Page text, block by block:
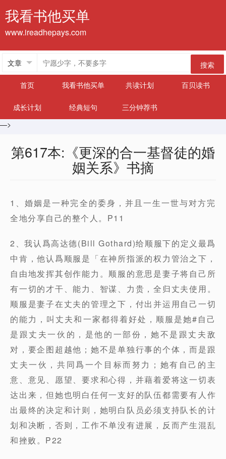
我看书他买单
www.ireadhepays.com
搜索
首页
我看书他买单 共读计划 百贝读书
成长计划 经典短句
三分钟荐书
—>
第617本:《更深的合一基督徒的婚
姻关系》书摘
1、婚姻是一种完全的委身，并且一生一世与对方完
全地分享自己的整个人。P11
2、我认爲高达德(Bill Gothard)给顺服下的定义最爲
中肯，他认爲顺服是「在神所指派的权力管治之下，
自由地发挥其创作能力。顺服的意思是妻子将自己所
有一切的才干、能力、智谋、力贵，全归丈夫使用。
顺服是妻子在丈夫的管理之下，付出并运用自己一切
的能力，叫丈夫和一家都得着好处，顺服是她#自己
是跟丈夫一伙的，是他的一部份，她不是跟丈夫敌
对，要企图超越他；她不是单独行事的个体，而是跟
丈夫一伙，共同爲一个目标而努力；她有自己的主
意、意见、愿望、要求和心得，并藉着爱将这一切表
达出来，但她也明白任何一支好的队伍都需要有人作
出最终的决定和计则，她明白队员必须支持队长的计
划和决断，否则，工作不单没有进展，反而产生混乱
和挫败。P22